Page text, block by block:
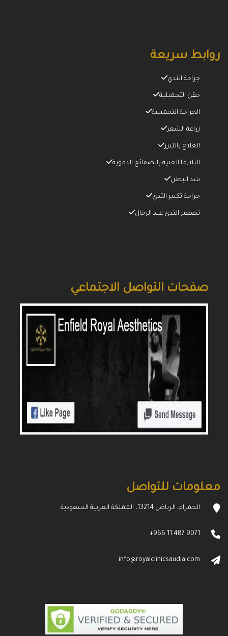
روابط سريعة
جراحة الثدي
حقن التجميلية
الجراحة التجميلية
زراعة الشعر
العلاج بالليزر
البلازما الغنية بالصفائح الدموية
شد البطن
جراحة تكبير الثدي
تصغير الثدي عند الرجال
صفحات التواصل الاجتماعي
معلومات للتواصل
الحمراء، الرياض 13214، المملكة العربية السعودية
+966 11 487 9071
info@royalclinicsaudia.com